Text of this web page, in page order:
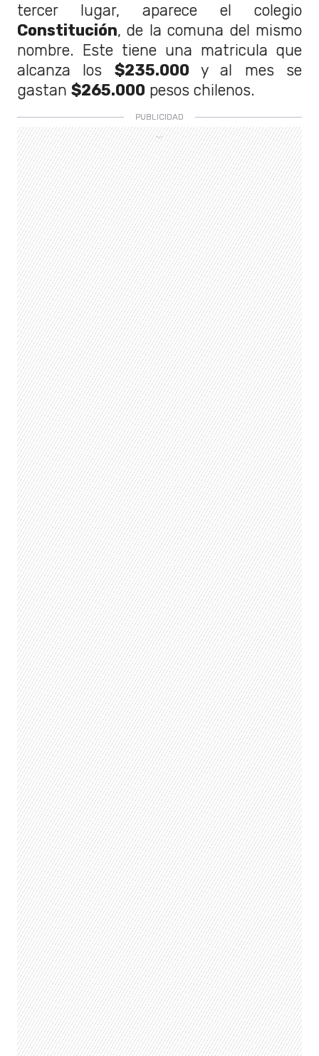
tercer lugar, aparece el colegio
Constitución, de la comuna del mismo
nombre. Este tiene una matricula que
alcanza los $235.000 y al mes se
gastan $265.000 pesos chilenos.